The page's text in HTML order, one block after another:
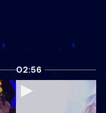
02:56